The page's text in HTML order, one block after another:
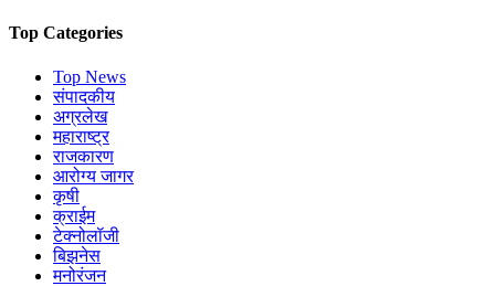
Top Categories
Top News
संपादकीय
अग्रलेख
महाराष्ट्र
राजकारण
आरोग्य जागर
कृषी
क्राईम
टेक्नोलॉजी
बिझनेस
मनोरंजन